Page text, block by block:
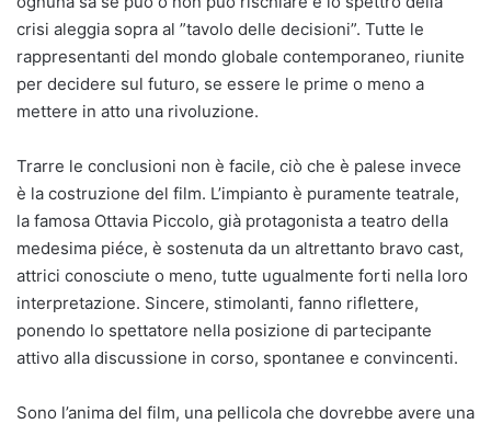
crisi aleggia sopra al ”tavolo delle decisioni”. Tutte le
rappresentanti del mondo globale contemporaneo, riunite
per decidere sul futuro, se essere le prime o meno a
mettere in atto una rivoluzione.
Trarre le conclusioni non è facile, ciò che è palese invece
è la costruzione del film. L’impianto è puramente teatrale,
la famosa Ottavia Piccolo, già protagonista a teatro della
medesima piéce, è sostenuta da un altrettanto bravo cast,
attrici conosciute o meno, tutte ugualmente forti nella loro
interpretazione. Sincere, stimolanti, fanno riflettere,
ponendo lo spettatore nella posizione di partecipante
attivo alla discussione in corso, spontanee e convincenti.
Sono l’anima del film, una pellicola che dovrebbe avere una